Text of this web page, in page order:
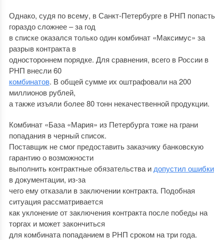
Однако, судя по всему, в Санкт-Петербурге в РНП попасть
гораздо сложнее – за год
в списке оказался только один комбинат «Максимус» за
разрыв контракта в
одностороннем порядке. Для сравнения, всего в России в
РНП внесли 60
комбинатов. В общей сумме их оштрафовали на 200
миллионов рублей,
а также изъяли более 80 тонн некачественной продукции.
Комбинат «База «Мария» из Петербурга тоже на грани
попадания в черный список.
Поставщик не смог предоставить заказчику банковскую
гарантию о возможности
выполнить контрактные обязательства и допустил ошибки
в документации, из-за
чего ему отказали в заключении контракта. Подобная
ситуация рассматривается
как уклонение от заключения контракта после победы на
торгах и может закончиться
для комбината попаданием в РНП сроком на три года.